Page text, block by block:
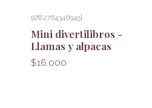
9782764346945|
Mini divertilibros -
Llamas y alpacas
$16.000